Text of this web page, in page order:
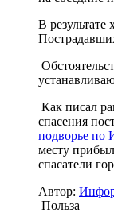
В результате
Как писал
спасения
подворье по
месту
спасатели
Автор:
Польза